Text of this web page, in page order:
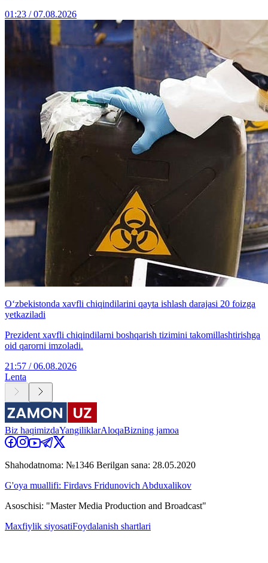
01:23 / 07.08.2026
O‘zbekistonda xavfli chiqindilarini qayta ishlash darajasi 20 foizga
yetkaziladi
Prezident xavfli chiqindilarni boshqarish tizimini takomillashtirishga
oid qarorni imzoladi.
21:57 / 06.08.2026
Lenta
Biz haqimizdaYangiliklarAloqaBizning jamoa
Shahodatnoma: №1346 Berilgan sana: 28.05.2020
G'oya muallifi: Firdavs Fridunovich Abduxalikov
Asoschisi: "Master Media Production and Broadcast"
Maxfiylik siyosatiFoydalanish shartlari